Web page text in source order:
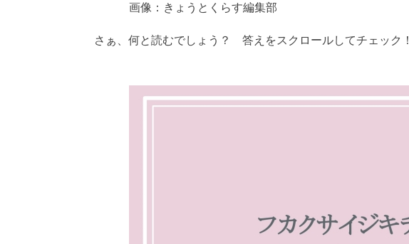
画像：きょうとくらす編集部
さぁ、何と読むでしょう？ 答えをスクロールしてチェック！